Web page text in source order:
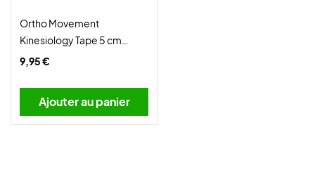
Ortho Movement
Kinesiology Tape 5 cm
Black
9,95 €
Ajouter au panier